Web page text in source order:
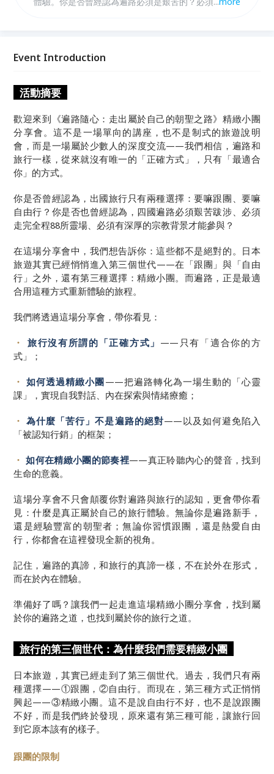
有"適合你的方式"。如何將遍路轉化為一堂生動的"心
銷"的框架。如何在遍路中真正聆聽內心的聲音，找到
Event Introduction
活動摘要
歡迎來到《遍路隨心：走出屬於自己的朝聖之路》精緻小團
分享會。這不是一場單向的講座，也不是制式的旅遊說明
會，而是一場屬於少數人的深度交流——我們相信，遍路和
旅行一樣，從來就沒有唯一的「正確方式」，只有「最適合
你」的方式。
你是否曾經認為，出國旅行只有兩種選擇：要嘛跟團、要嘛
自由行？你是否也曾經認為，四國遍路必須艱苦跋涉、必須
走完全程88所靈場、必須有深厚的宗教背景才能參與？
在這場分享會中，我們想告訴你：這些都不是絕對的。日本
旅遊其實已經悄悄進入第三個世代——在「跟團」與「自由
行」之外，還有第三種選擇：精緻小團。而遍路，正是最適
合用這種方式重新體驗的旅程。
我們將透過這場分享會，帶你看見：
・ 旅行沒有所謂的「正確方式」 ——只有「適合你的方
式」；
・如何透過精緻小團——把遍路轉化為一場生動的「心靈
課」，實現自我對話、內在探索與情緒療癒；
・為什麼「苦行」不是遍路的絕對——以及如何避免陷入
「被認知行銷」的框架；
・如何在精緻小團的節奏裡——真正聆聽內心的聲音，找到
生命的意義。
這場分享會不只會顛覆你對遍路與旅行的認知，更會帶你看
見：什麼是真正屬於自己的旅行體驗。無論你是遍路新手，
還是經驗豐富的朝聖者；無論你習慣跟團，還是熱愛自由
行，你都會在這裡發現全新的視角。
記住，遍路的真諦，和旅行的真諦一樣，不在於外在形式，
而在於內在體驗。
準備好了嗎？讓我們一起走進這場精緻小團分享會，找到屬
於你的遍路之道，也找到屬於你的旅行之道。
旅行的第三個世代：為什麼我們需要精緻小團
日本旅遊，其實已經走到了第三個世代。過去，我們只有兩
種選擇——①跟團，②自由行。而現在，第三種方式正悄悄
興起——③精緻小團。這不是說自由行不好，也不是說跟團
不好，而是我們終於發現，原來還有第三種可能，讓旅行回
到它原本該有的樣子。
跟團的限制